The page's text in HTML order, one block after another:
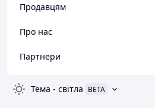
Продавцям
Про нас
Партнери
Тема - світла BETA